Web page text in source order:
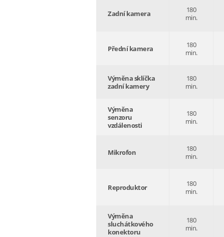
Zadní kamera
180
min.
Přední kamera
180
min.
Výměna sklíčka
zadní kamery
180
min.
Výměna
senzoru
vzdálenosti
180
min.
Mikrofon
180
min.
Reproduktor
180
min.
Výměna
sluchátkového
konektoru
180
min.